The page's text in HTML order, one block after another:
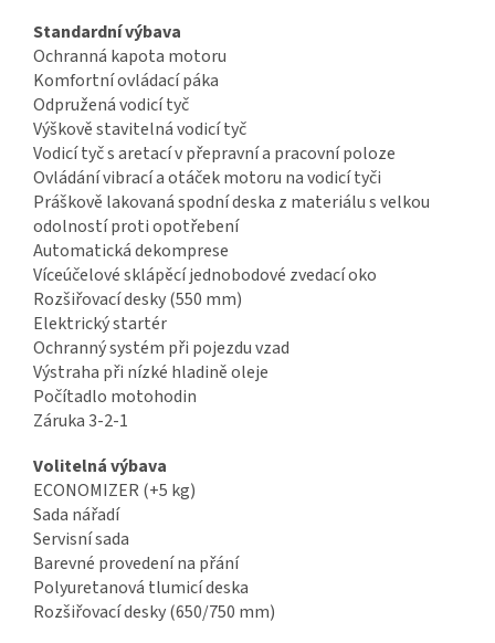
Standardní výbava
Ochranná kapota motoru
Komfortní ovládací páka
Odpružená vodicí tyč
Výškově stavitelná vodicí tyč
Vodicí tyč s aretací v přepravní a pracovní poloze
Ovládání vibrací a otáček motoru na vodicí tyči
Práškově lakovaná spodní deska z materiálu s velkou
odolností proti opotřebení
Automatická dekomprese
Víceúčelové sklápěcí jednobodové zvedací oko
Rozšiřovací desky (550 mm)
Elektrický startér
Ochranný systém při pojezdu vzad
Výstraha při nízké hladině oleje
Počítadlo motohodin
Záruka 3-2-1
Volitelná výbava
ECONOMIZER (+5 kg)
Sada nářadí
Servisní sada
Barevné provedení na přání
Polyuretanová tlumicí deska
Rozšiřovací desky (650/750 mm)